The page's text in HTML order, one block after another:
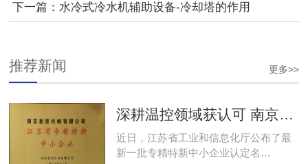
下一篇：水冷式冷水机辅助设备-冷却塔的作用
更多>>
推荐新闻
深耕温控领域获认可 南京星德跻身"专精特新"阵营
近日，江苏省工业和信息化厅公布了最
新一批专精特新中小企业认定名…